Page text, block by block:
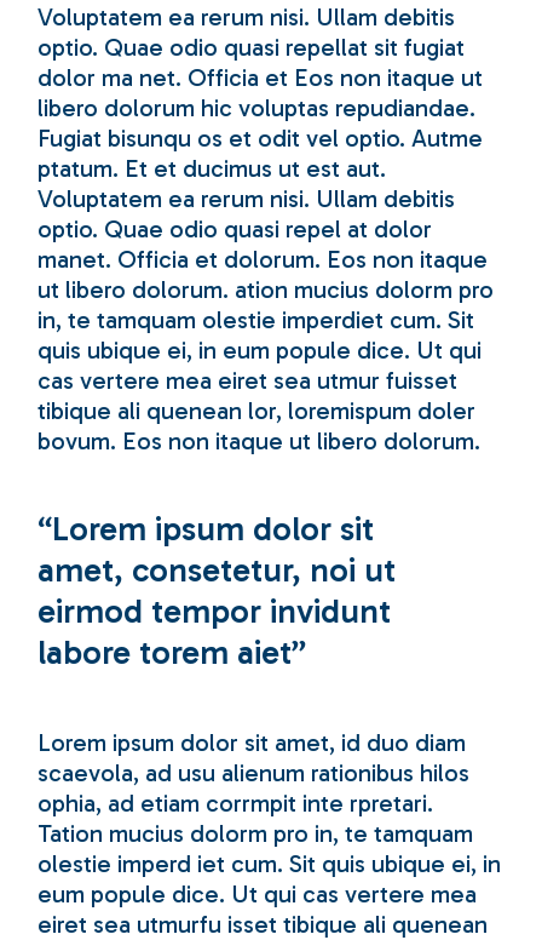
Voluptatem ea rerum nisi. Ullam debitis
optio. Quae odio quasi repellat sit fugiat
dolor ma net. Officia et Eos non itaque ut
libero dolorum hic voluptas repudiandae.
Fugiat bisunqu os et odit vel optio. Autme
ptatum. Et et ducimus ut est aut.
Voluptatem ea rerum nisi. Ullam debitis
optio. Quae odio quasi repel at dolor
manet. Officia et dolorum. Eos non itaque
ut libero dolorum. ation mucius dolorm pro
in, te tamquam olestie imperdiet cum. Sit
quis ubique ei, in eum popule dice. Ut qui
cas vertere mea eiret sea utmur fuisset
tibique ali quenean lor, loremispum doler
bovum. Eos non itaque ut libero dolorum.
“Lorem ipsum dolor sit
amet, consetetur, noi ut
eirmod tempor invidunt
labore torem aiet”
Lorem ipsum dolor sit amet, id duo diam
scaevola, ad usu alienum rationibus hilos
ophia, ad etiam corrmpit inte rpretari.
Tation mucius dolorm pro in, te tamquam
olestie imperd iet cum. Sit quis ubique ei, in
eum popule dice. Ut qui cas vertere mea
eiret sea utmurfu isset tibique ali quenean